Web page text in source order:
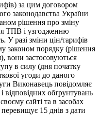
за цим договором
законодавства України
рішення про зміну
ТПВ і узгодженню
У разі зміни цін/тарифів
законом порядку (рішення
вони застосовуються
в силу (дня початку
угоди до даного
Виконавець повідомляє
відповідних обґрунтувань
сайті та в засобах
15 днів з дати